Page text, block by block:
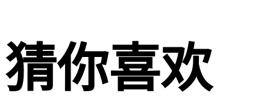
猜你喜欢